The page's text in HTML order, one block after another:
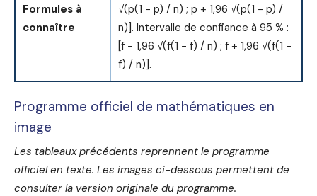
Formules à
connaître
√(p(1 − p) / n) ; p + 1,96 √(p(1 − p) /
n)]. Intervalle de confiance à 95 % :
[f − 1,96 √(f(1 − f) / n) ; f + 1,96 √(f(1 −
f) / n)].
Programme officiel de mathématiques en
image
Les tableaux précédents reprennent le programme
officiel en texte. Les images ci-dessous permettent de
consulter la version originale du programme.